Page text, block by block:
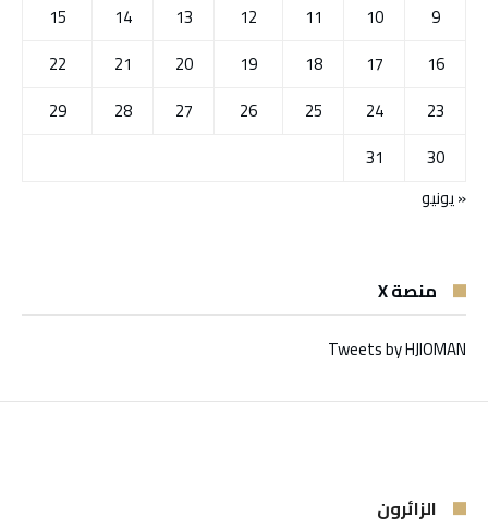
9
10
11
12
13
14
15
16
17
18
19
20
21
22
23
24
25
26
27
28
29
30
31
« يونيو
منصة X
Tweets by HJIOMAN
الزائرون